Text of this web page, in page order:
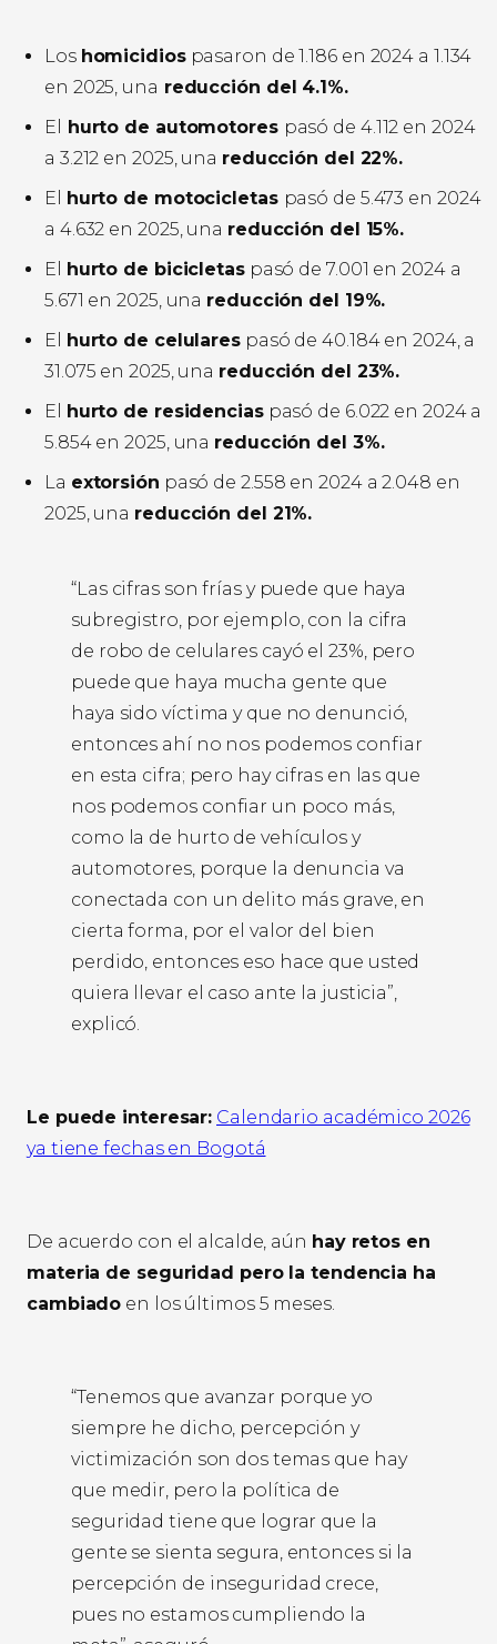
Los homicidiospasaron de 1.186 en 2024 a 1.134
en 2025, una reducción del 4.1%.
El
hurto de automotores pasó de 4.112 en 2024
a 3.212 en 2025, una reducción del 22%.
El
hurto de motocicletas pasó de 5.473 en 2024
a 4.632 en 2025, una reducción del 15%.
El
hurto de bicicletaspasó de 7.001 en 2024 a
5.671 en 2025, una reducción del 19%.
El
hurto de celularespasó de 40.184 en 2024, a
31.075 en 2025, una reducción del 23%.
El
hurto de residenciaspasó de 6.022 en 2024 a
5.854 en 2025, una reducción del 3%.
La extorsión pasó de 2.558 en 2024 a 2.048 en
2025, una reducción del 21%.
“Las cifras son frías y puede que haya
subregistro, por ejemplo, con la cifra
de robo de celulares cayó el 23%, pero
puede que haya mucha gente que
haya sido víctima y que no denunció,
entonces ahí no nos podemos confiar
en esta cifra; pero hay cifras en las que
nos podemos confiar un poco más,
como la de hurto de vehículos y
automotores, porque la denuncia va
conectada con un delito más grave, en
cierta forma, por el valor del bien
perdido, entonces eso hace que usted
quiera llevar el caso ante la justicia”,
explicó.
Le puede interesar: Calendario académico 2026
ya tiene fechas en Bogotá
De acuerdo con el alcalde, aún hay retos en
materia de seguridad pero la tendencia ha
cambiado en los últimos 5 meses.
“Tenemos que avanzar porque yo
siempre he dicho, percepción y
victimización son dos temas que hay
que medir, pero la política de
seguridad tiene que lograr que la
gente se sienta segura, entonces si la
percepción de inseguridad crece,
pues no estamos cumpliendo la